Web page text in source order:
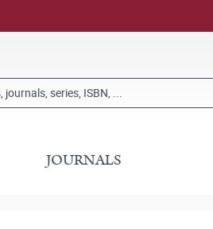
JOURNALS